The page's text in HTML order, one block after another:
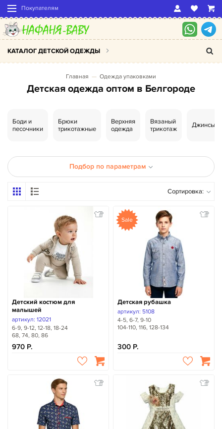
Покупателям
КАТАЛОГ ДЕТСКОЙ ОДЕЖДЫ
Главная Одежда упаковками
Детская одежда оптом в Белгороде
Боди и
песочники
Брюки
трикотажные
Верхняя
одежда
Вязаный
трикотаж
Джинсы
Подбор по параметрам
Сортировка:
Детский костюм для
малышей
артикул: 12021
6-9, 9-12, 12-18, 18-24
68, 74, 80, 86
970
Sale
Детская рубашка
артикул: 5108
4-5, 6-7, 9-10
104-110, 116, 128-134
300